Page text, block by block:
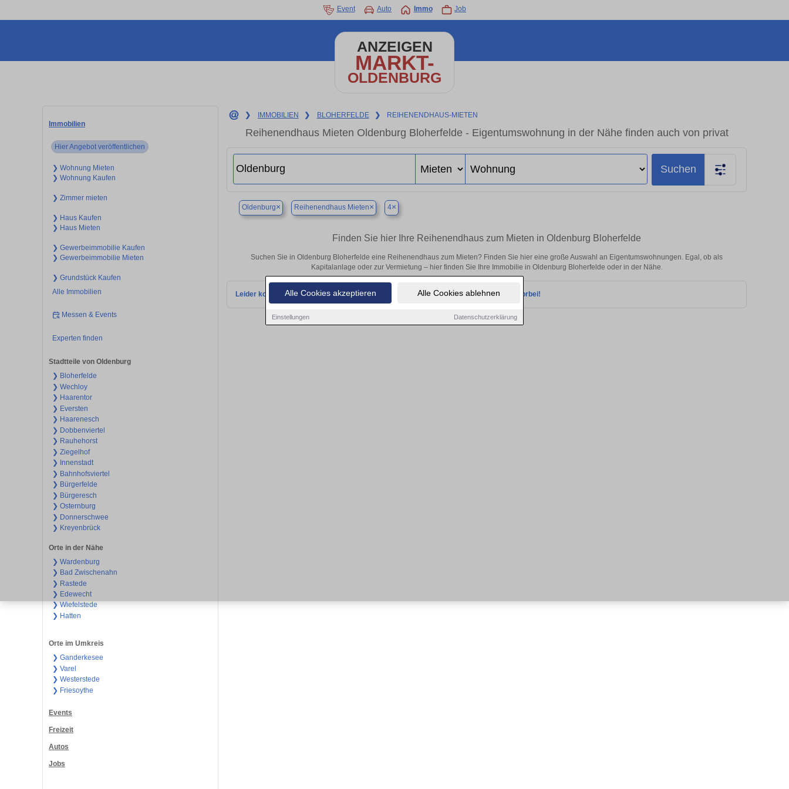
Alle Cookies akzeptieren Alle Cookies ablehnen
Einstellungen Datenschutzerklärung
Event Auto Immo Job
ANZEIGEN
MARKT-
OLDENBURG
Immobilien
Hier Angebot veröffentlichen
❯ Wohnung Mieten
❯ Wohnung Kaufen
❯ Zimmer mieten
❯ Haus Kaufen
❯ Haus Mieten
❯ Gewerbeimmobilie Kaufen
❯ Gewerbeimmobilie Mieten
❯ Grundstück Kaufen
Alle Immobilien
Messen & Events
Experten finden
Stadtteile von Oldenburg
❯ Bloherfelde
❯ Wechloy
❯ Haarentor
❯ Eversten
❯ Haarenesch
❯ Dobbenviertel
❯ Rauhehorst
❯ Ziegelhof
❯ Innenstadt
❯ Bahnhofsviertel
❯ Bürgerfelde
❯ Bürgeresch
❯ Osternburg
❯ Donnerschwee
❯ Kreyenbrück
Orte in der Nähe
❯ Wardenburg
❯ Bad Zwischenahn
❯ Rastede
❯ Edewecht
❯ Wiefelstede
❯ Hatten
Orte im Umkreis
❯ Ganderkesee
❯ Varel
❯ Westerstede
❯ Friesoythe
Events
Freizeit
Autos
Jobs
❯ IMMOBILIEN ❯ BLOHERFELDE ❯ REIHENENDHAUS-MIETEN
Reihenendhaus Mieten Oldenburg Bloherfelde - Eigentumswohnung in der Nähe finden auch von privat
Suchen
Oldenburg× Reihenendhaus Mieten× 4×
Finden Sie hier Ihre Reihenendhaus zum Mieten in Oldenburg Bloherfelde
Suchen Sie in Oldenburg Bloherfelde eine Reihenendhaus zum Mieten? Finden Sie hier eine große Auswahl an Eigentumswohnungen. Egal, ob als
Kapitalanlage oder zur Vermietung – hier finden Sie Ihre Immobilie in Oldenburg Bloherfelde oder in der Nähe.
Leider konnten wir derzeit keine passenden Objekte finden. Schauen Sie bald wieder vorbei!